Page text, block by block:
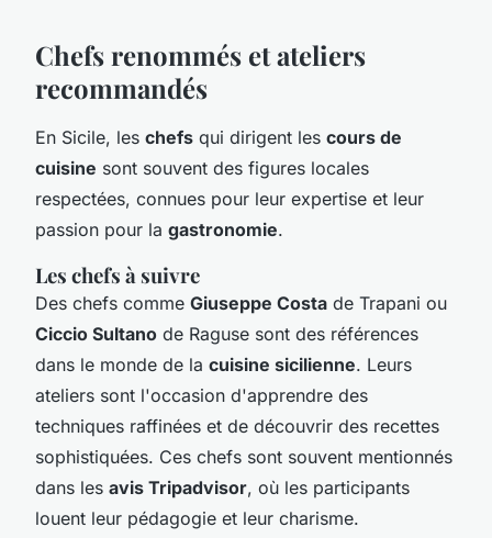
Chefs renommés et ateliers
recommandés
En Sicile, les chefs qui dirigent les cours de
cuisine sont souvent des figures locales
respectées, connues pour leur expertise et leur
passion pour la gastronomie.
Les chefs à suivre
Des chefs comme Giuseppe Costa de Trapani ou
Ciccio Sultano de Raguse sont des références
dans le monde de la cuisine sicilienne. Leurs
ateliers sont l'occasion d'apprendre des
techniques raffinées et de découvrir des recettes
sophistiquées. Ces chefs sont souvent mentionnés
dans les avis Tripadvisor, où les participants
louent leur pédagogie et leur charisme.